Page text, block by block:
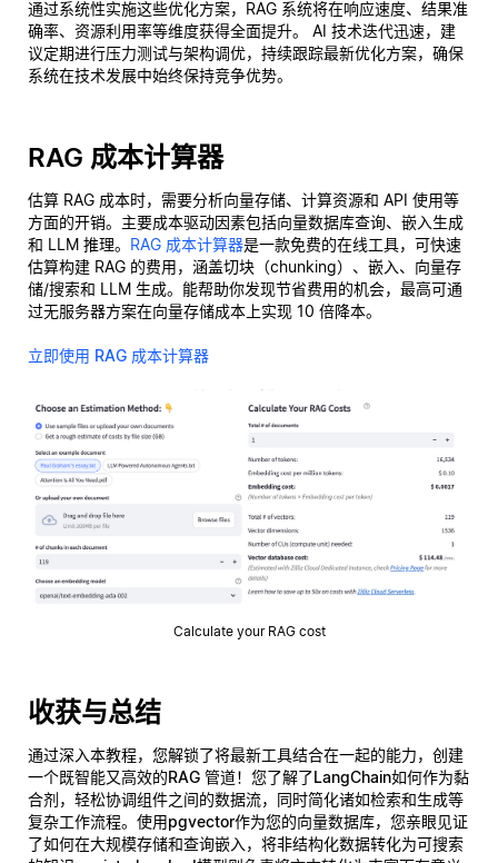
通过系统性实施这些优化方案，RAG 系统将在响应速度、结果准
确率、资源利用率等维度获得全面提升。 AI 技术迭代迅速，建
议定期进行压力测试与架构调优，持续跟踪最新优化方案，确保
系统在技术发展中始终保持竞争优势。
RAG 成本计算器
估算 RAG 成本时，需要分析向量存储、计算资源和 API 使用等
方面的开销。主要成本驱动因素包括向量数据库查询、嵌入生成
和 LLM 推理。 RAG 成本计算器是一款免费的在线工具，可快速
估算构建 RAG 的费用，涵盖切块（chunking）、嵌入、向量存
储/搜索和 LLM 生成。能帮助你发现节省费用的机会，最高可通
过无服务器方案在向量存储成本上实现 10 倍降本。
立即使用 RAG 成本计算器
Calculate your RAG cost
收获与总结
通过深入本教程，您解锁了将最新工具结合在一起的能力，创建
一个既智能又高效的RAG 管道！您了解了LangChain如何作为黏
合剂，轻松协调组件之间的数据流，同时简化诸如检索和生成等
复杂工作流程。使用pgvector作为您的向量数据库，您亲眼见证
了如何在大规模存储和查询嵌入，将非结构化数据转化为可搜索